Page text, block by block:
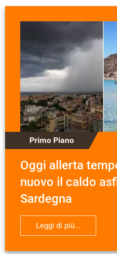
Primo Piano
Oggi allerta
nuovo il caldo
Sardegna
Leggi di più...